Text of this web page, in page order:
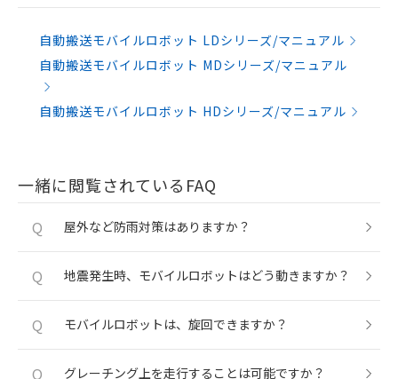
自動搬送モバイルロボット LDシリーズ/マニュアル
自動搬送モバイルロボット MDシリーズ/マニュアル
自動搬送モバイルロボット HDシリーズ/マニュアル
一緒に閲覧されているFAQ
Q 屋外など防雨対策はありますか？
Q 地震発生時、モバイルロボットはどう動きますか？
Q モバイルロボットは、旋回できますか？
Q グレーチング上を走行することは可能ですか？